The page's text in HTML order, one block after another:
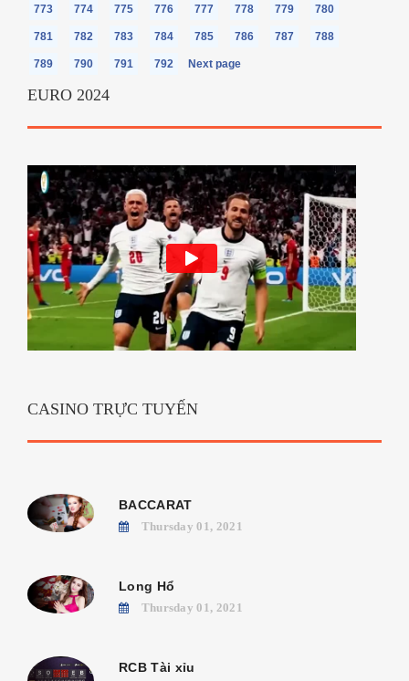
773 774 775 776 777 778 779 780
781 782 783 784 785 786 787 788
789 790 791 792 Next page
EURO 2024
CASINO TRỰC TUYẾN
BACCARAT
Thursday 01, 2021
Long Hổ
Thursday 01, 2021
RCB Tài xỉu